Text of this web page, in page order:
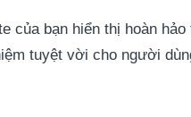
của bạn hiển thị hoàn
tuyệt vời cho người